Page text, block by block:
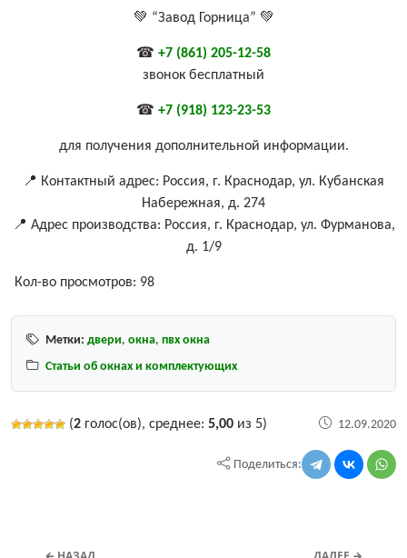
💚 “Завод Горница” 💚
☎ +7 (861) 205-12-58
звонок бесплатный
☎ +7 (918) 123-23-53
для получения дополнительной информации.
📍 Контактный адрес: Россия, г. Краснодар, ул. Кубанская
Набережная, д. 274
📍 Адрес производства: Россия, г. Краснодар, ул. Фурманова,
д. 1/9
Кол-во просмотров: 98
Метки: двери, окна, пвх окна
Статьи об окнах и комплектующих
(2 голос(ов), среднее: 5,00 из 5) 12.09.2020
Поделиться: